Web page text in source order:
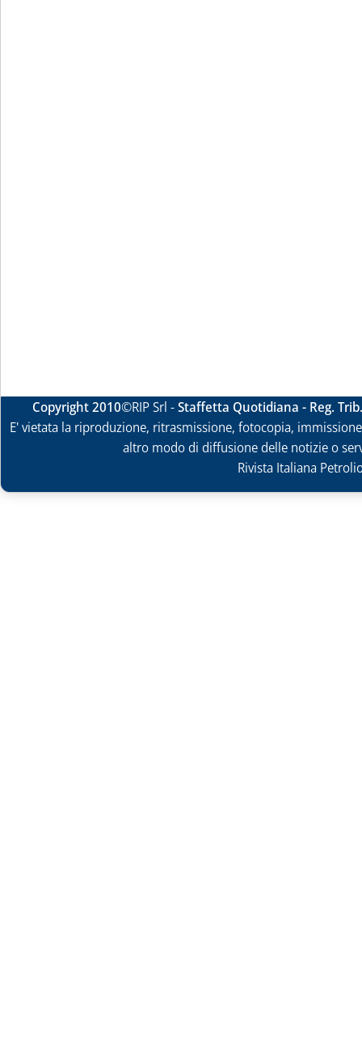
Copyright 2010©RIP Srl -Staffetta Quotidiana - Reg.
E' vietata la riproduzione, ritrasmissione, fotocopia,
altro modo di diffusione delle notizie o
Rivista Italiana